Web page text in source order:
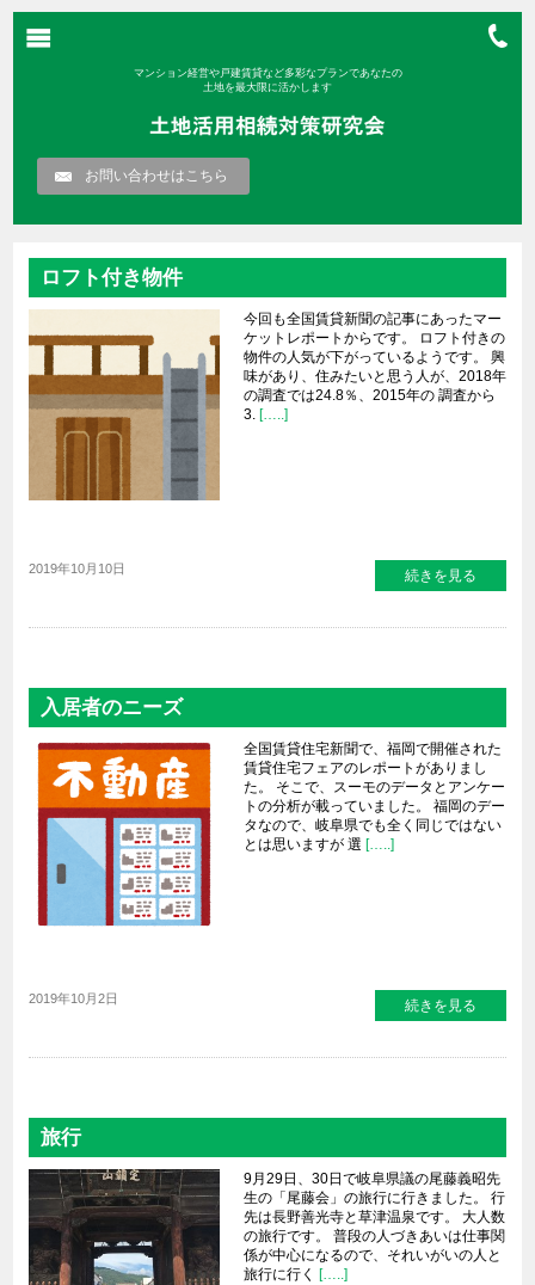
マンション経営や戸建賃貸など多彩なプランであなたの
土地を最大限に活かします
お問い合わせはこちら
ロフト付き物件
今回も全国賃貸新聞の記事にあったマー
ケットレポートからです。 ロフト付きの
物件の人気が下がっているようです。 興
味があり、住みたいと思う人が、2018年
の調査では24.8％、2015年の 調査から
3.[…..]
2019年10月10日 続きを見る
入居者のニーズ
全国賃貸住宅新聞で、福岡で開催された
賃貸住宅フェアのレポートがありまし
た。 そこで、スーモのデータとアンケー
トの分析が載っていました。 福岡のデー
タなので、岐阜県でも全く同じではない
とは思いますが 選 […..]
2019年10月2日 続きを見る
旅行
9月29日、30日で岐阜県議の尾藤義昭先
生の「尾藤会」の旅行に行きました。 行
先は長野善光寺と草津温泉です。 大人数
の旅行です。 普段の人づきあいは仕事関
係が中心になるので、それいがいの人と
旅行に行く […..]